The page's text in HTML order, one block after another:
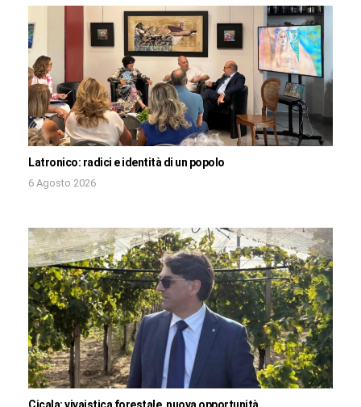
Latronico: radici e identità di un popolo
6 Agosto 2026
Cicala: vivaistica forestale, nuova opportunità